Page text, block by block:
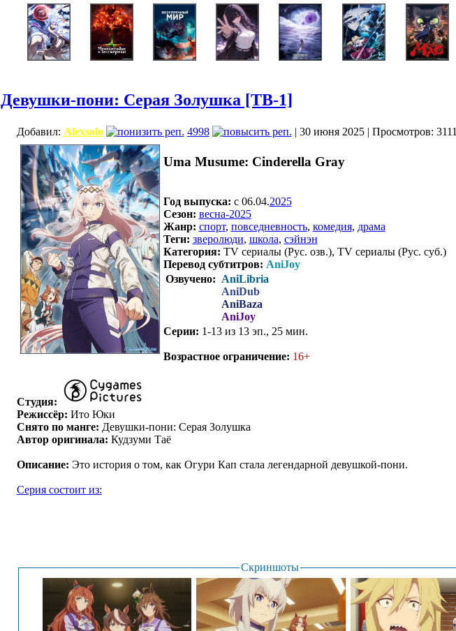
Девушки-пони: Серая Золушка [ТВ-1]
Добавил: Alexsolo 4998 | 30 июня 2025 | Просмотров: 3111
Uma Musume: Cinderella Gray
Год выпуска: c 06.04.2025
Сезон: весна-2025
Жанр: спорт, повседневность, комедия, драма
Теги: зверолюди, школа, сэйнэн
Категория: TV сериалы (Рус. озв.), TV сериалы (Рус. суб.)
Перевод субтитров: AniJoy
Озвучено: AniLibria
AniDub
AniBaza
AniJoy
Серии: 1-13 из 13 эп., 25 мин.
Возрастное ограничение: 16+
Студия:
Режиссёр: Ито Юки
Снято по манге: Девушки-пони: Серая Золушка
Автор оригинала: Кудзуми Таё
Описание: Это история о том, как Огури Кап стала легендарной девушкой-пони.
Серия состоит из:
Скриншоты